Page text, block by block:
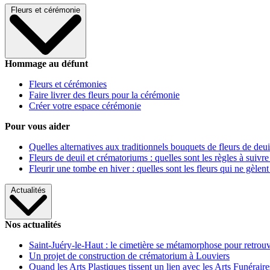
Fleurs et cérémonie
Hommage au défunt
Fleurs et cérémonies
Faire livrer des fleurs pour la cérémonie
Créer votre espace cérémonie
Pour vous aider
Quelles alternatives aux traditionnels bouquets de fleurs de
Fleurs de deuil et crématoriums : quelles sont les règles à
Fleurir une tombe en hiver : quelles sont les fleurs qui ne gèlent
Actualités
Nos actualités
Saint-Juéry-le-Haut : le cimetière se métamorphose pour
Un projet de construction de crématorium à Louviers
Quand les Arts Plastiques tissent un lien avec les Arts